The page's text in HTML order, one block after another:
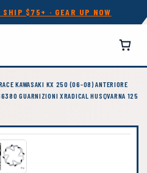
$75+ · GEAR UP NOW
KAWASAKI KX 250 (06-08) ANTERIORE
GUARNIZIONI XRADICAL HUSQVARNA 125